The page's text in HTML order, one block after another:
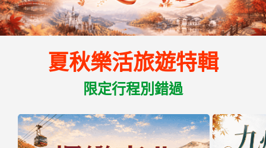
夏秋樂活旅遊特輯
限定行程別錯過